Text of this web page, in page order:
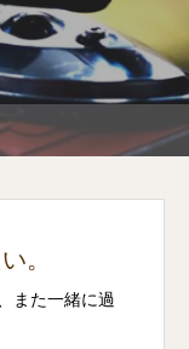
。
また一緒に過